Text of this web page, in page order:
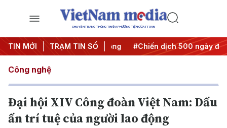
CHUYÊN TRANG THÔNG TIN ĐA PHƯƠNG TIỆN CỦA TTXVN
TIN MỚI TRẠM TIN SỐ
Nghị quyết thành hành động #Chiến dịch 500 ngày đêm
Công nghệ
Đại hội XIV Công đoàn Việt Nam: Dấu
ấn trí tuệ của người lao động